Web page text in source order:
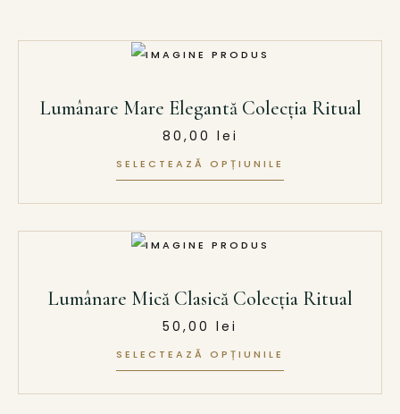
Lumânare Mare Elegantă Colecția Ritual
80,00 lei
SELECTEAZĂ OPȚIUNILE
Lumânare Mică Clasică Colecția Ritual
50,00 lei
SELECTEAZĂ OPȚIUNILE